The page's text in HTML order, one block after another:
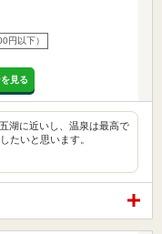
円以下）
見る
湖に近いし、温泉は最高で
たいと思います。